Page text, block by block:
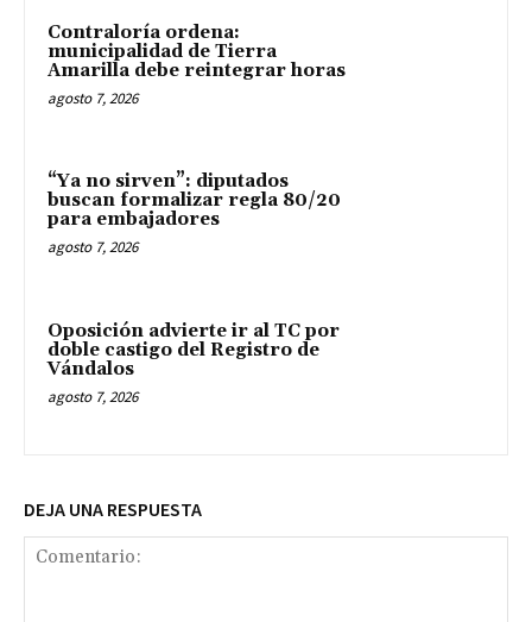
Contraloría ordena:
municipalidad de Tierra
Amarilla debe reintegrar horas
agosto 7, 2026
“Ya no sirven”: diputados
buscan formalizar regla 80/20
para embajadores
agosto 7, 2026
Oposición advierte ir al TC por
doble castigo del Registro de
Vándalos
agosto 7, 2026
DEJA UNA RESPUESTA